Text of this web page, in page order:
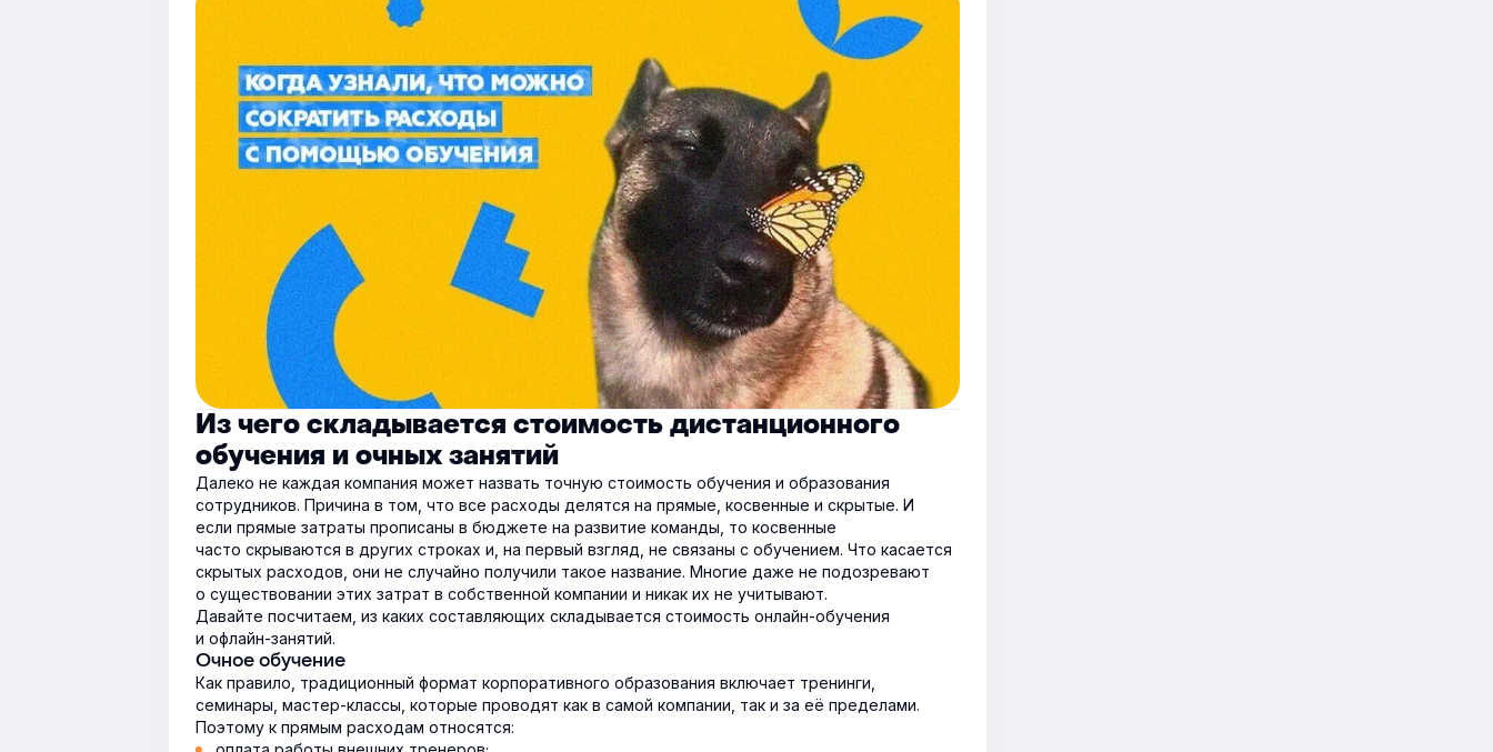
Из чего складывается стоимость дистанционного
обучения и очных занятий
Далеко не каждая компания может назвать точную стоимость обучения и образования
сотрудников. Причина в том, что все расходы делятся на прямые, косвенные и скрытые. И
если прямые затраты прописаны в бюджете на развитие команды, то косвенные
часто скрываются в других строках и, на первый взгляд, не связаны с обучением. Что касается
скрытых расходов, они не случайно получили такое название. Многие даже не подозревают
о существовании этих затрат в собственной компании и никак их не учитывают.
Давайте посчитаем, из каких составляющих складывается стоимость онлайн-обучения
и офлайн-занятий.
Очное обучение
Как правило, традиционный формат корпоративного образования включает тренинги,
семинары, мастер-классы, которые проводят как в самой компании, так и за её пределами.
Поэтому к прямым расходам относятся: